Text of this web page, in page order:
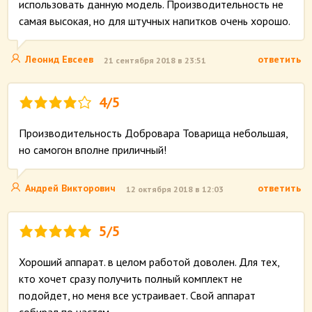
использовать данную модель. Производительность не
самая высокая, но для штучных напитков очень хорошо.
Леонид Евсеев 21 сентября 2018 в 23:51 ответить
4/5
Производительность Добровара Товарища небольшая,
но самогон вполне приличный!
Андрей Викторович 12 октября 2018 в 12:03 ответить
5/5
Хороший аппарат. в целом работой доволен. Для тех,
кто хочет сразу получить полный комплект не
подойдет, но меня все устраивает. Свой аппарат